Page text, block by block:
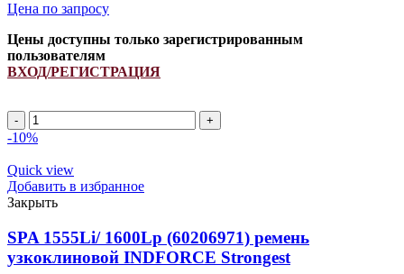
Цена по запросу
Цены доступны только зарегистрированным
пользователям
ВХОД/РЕГИСТРАЦИЯ
Количество
товара
1405Li/
1450Lp
ремень
узкоклиновой
INDFORCE
Strongest
-10%
Quick view
Добавить в избранное
Закрыть
SPA 1555Li/ 1600Lp (60206971) ремень
узкоклиновой INDFORCE Strongest